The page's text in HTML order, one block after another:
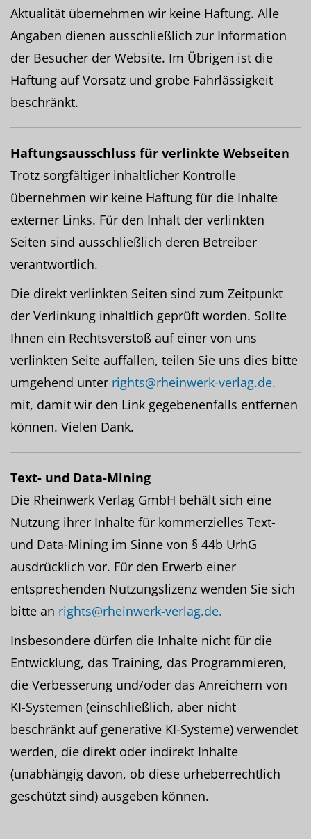
Aktualität übernehmen wir keine Haftung. Alle
Angaben dienen ausschließlich zur Information
der Besucher der Website. Im Übrigen ist die
Haftung auf Vorsatz und grobe Fahrlässigkeit
beschränkt.
Haftungsausschluss für verlinkte Webseiten
Trotz sorgfältiger inhaltlicher Kontrolle
übernehmen wir keine Haftung für die Inhalte
externer Links. Für den Inhalt der verlinkten
Seiten sind ausschließlich deren Betreiber
verantwortlich.
Die direkt verlinkten Seiten sind zum Zeitpunkt
der Verlinkung inhaltlich geprüft worden. Sollte
Ihnen ein Rechtsverstoß auf einer von uns
verlinkten Seite auffallen, teilen Sie uns dies bitte
umgehend unter rights@rheinwerk-verlag.de.
mit, damit wir den Link gegebenenfalls entfernen
können. Vielen Dank.
Text- und Data-Mining
Die Rheinwerk Verlag GmbH behält sich eine
Nutzung ihrer Inhalte für kommerzielles Text-
und Data-Mining im Sinne von § 44b UrhG
ausdrücklich vor. Für den Erwerb einer
entsprechenden Nutzungslizenz wenden Sie sich
bitte an rights@rheinwerk-verlag.de.
Insbesondere dürfen die Inhalte nicht für die
Entwicklung, das Training, das Programmieren,
die Verbesserung und/oder das Anreichern von
KI-Systemen (einschließlich, aber nicht
beschränkt auf generative KI-Systeme) verwendet
werden, die direkt oder indirekt Inhalte
(unabhängig davon, ob diese urheberrechtlich
geschützt sind) ausgeben können.